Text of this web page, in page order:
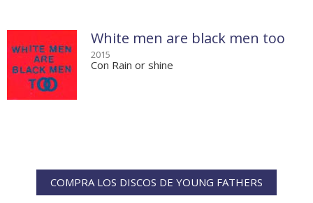
White men are black men too
2015
Con Rain or shine
COMPRA LOS DISCOS DE YOUNG FATHERS